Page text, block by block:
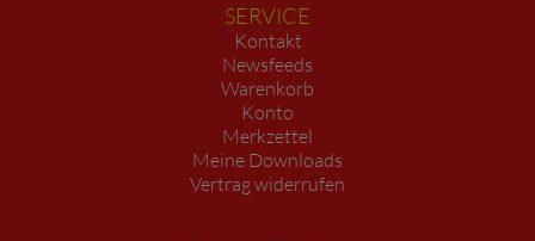
SERVICE
Kontakt
Newsfeeds
Warenkorb
Konto
Merkzettel
Meine Downloads
Vertrag widerrufen